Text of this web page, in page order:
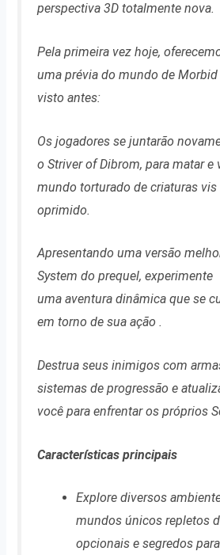
perspectiva 3D totalmente nova.
Pela primeira vez hoje,
uma prévia do mundo deMorbid
visto antes:
Os jogadores se juntarão
o Striver of Dibrom, para matar e
mundo torturado de criaturas vis
oprimido.
Apresentando uma versão
System do prequel, experimente
uma aventura dinâmica que se
em torno de sua ação .
Destrua seus inimigos com
sistemas de progressão e
você para enfrentar os próprios
Características principais
Explore diversos
mundos únicos repletos
opcionais e segredos